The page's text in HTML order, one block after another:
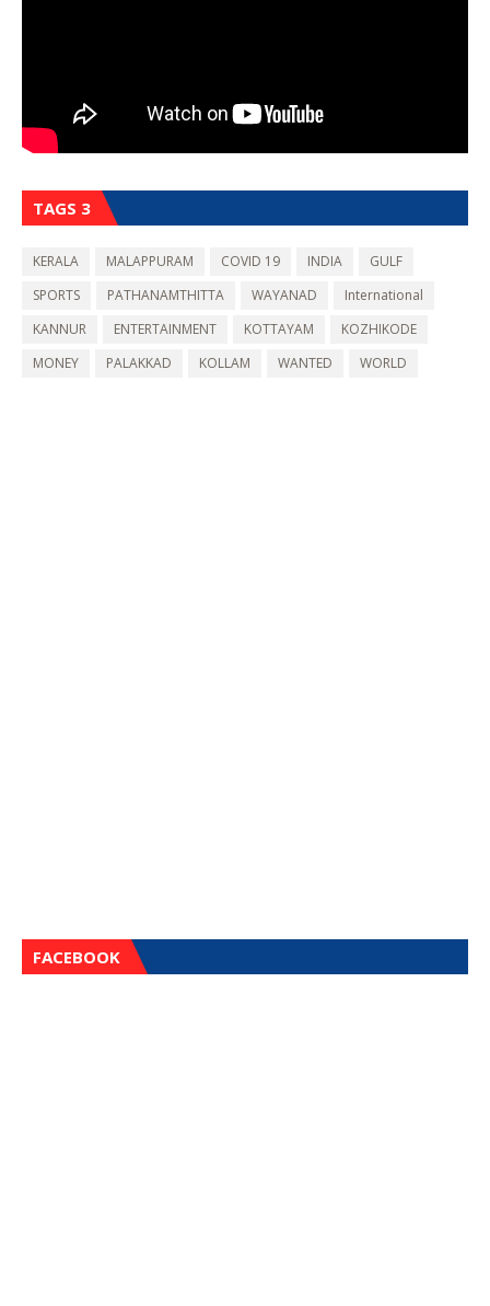
TAGS 3
KERALA MALAPPURAM COVID 19 INDIA
GULF
SPORTS
PATHANAMTHITTA WAYANAD
International
KANNUR
ENTERTAINMENT KOTTAYAM
KOZHIKODE
MONEY
PALAKKAD KOLLAM WANTED WORLD
FACEBOOK